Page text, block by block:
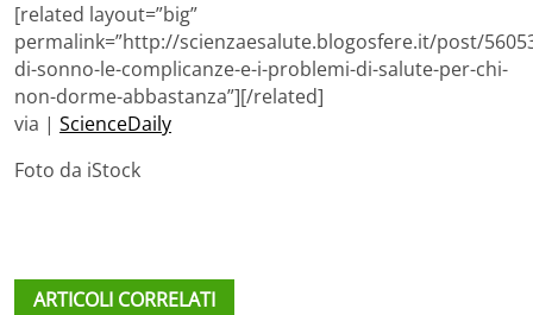
[related layout=”big”
permalink=”http://scienzaesalute.blogosfere.it/post/
di-sonno-le-complicanze-e-i-problemi-di-salute-per-chi-
non-dorme-abbastanza”][/related]
via | ScienceDaily
Foto da iStock
ARTICOLI CORRELATI